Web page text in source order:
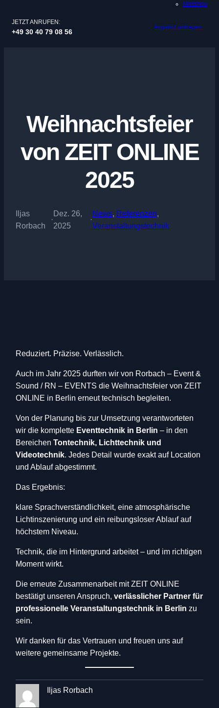
Mietshop
JETZT ANRUFEN:
+49 30 40 79 08 56
Angebot anfragen.
Weihnachtsfeier
von ZEIT ONLINE
2025
Iljas
Rorbach
·
Dez. 26,
2025
·
News, Referenzen
Veranstaltungstechnik
Reduziert. Präzise. Verlässlich.
Auch im Jahr 2025 durften wir von Rorbach – Event &
Sound / RN – EVENTS die Weihnachtsfeier von ZEIT
ONLINE in Berlin erneut technisch begleiten.
Von der Planung bis zur Umsetzung verantworteten
wir die komplette Eventtechnik in Berlin – in den
Bereichen Tontechnik, Lichttechnik und
Videotechnik. Jedes Detail wurde exakt auf Location
und Ablauf abgestimmt.
Das Ergebnis:
klare Sprachverständlichkeit, eine atmosphärische
Lichtinszenierung und ein reibungsloser Ablauf auf
höchstem Niveau.
Technik, die im Hintergrund arbeitet – und im richtigen
Moment wirkt.
Die erneute Zusammenarbeit mit ZEIT ONLINE
bestätigt unseren Anspruch, verlässlicher Partner für
professionelle Veranstaltungstechnik in Berlin zu
sein.
Wir danken für das Vertrauen und freuen uns auf
weitere gemeinsame Projekte.
Iljas Rorbach